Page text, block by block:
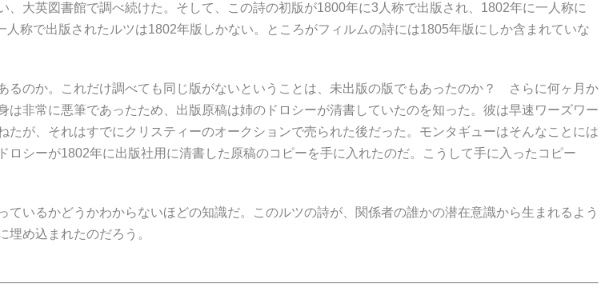
大英図書館で調べ続けた。そして、この詩の初版が1800年に3人称で出版され、1802年に一人称に
称で出版されたルツは1802年版しかない。ところがフィルムの詩には1805年版にしか含まれていな
のか。これだけ調べても同じ版がないということは、未出版の版でもあったのか？ さらに何ヶ月か
非常に悪筆であったため、出版原稿は姉のドロシーが清書していたのを知った。彼は早速ワーズワー
が、それはすでにクリスティーのオークションで売られた後だった。モンタギューはそんなことには
シーが1802年に出版社用に清書した原稿のコピーを手に入れたのだ。こうして手に入ったコピー
いるかどうかわからないほどの知識だ。このルツの詩が、関係者の誰かの潜在意識から生まれるよう
め込まれたのだろう。